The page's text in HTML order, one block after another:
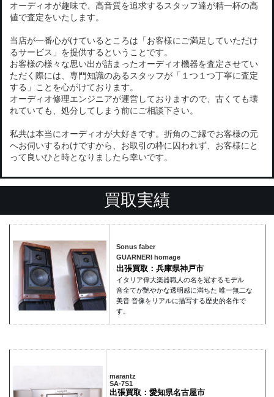
オーディオが趣味で、高音質を追求するスタッフ達が精一杯の高
値で査定をいたします。
当店が一番心がけているところは「お客様にご満足していただけ
るサービス」を提供するということです。
お客様の様々な思い出が詰まったオーディオ機器を査定させてい
ただく際には、専門知識のあるスタッフが「１つ１つ丁寧に査定
する」ことを心がけております。
オーディオ修理エンジニアが運営しておりますので、古くても壊
れていても、処分してしまう前にご相談下さい。
私共は本当にオーディオが大好きです。折角のご縁でお客様の元
へお伺いするわけですから、お取引の枠に囚われず、お客様にと
って良いひと時となりましたら幸いです。
買取実績
Sonus faber
GUARNERI homage
出張買取：兵庫県神戸市
イタリア偉大楽器職人の名を冠するモデル
音全てが艷やかな透明感に満ちた 唯一無二な
美音 音像をリアルに描写する歴史的名作で
す。
marantz
SA-7S1
出張買取：愛知県名古屋市